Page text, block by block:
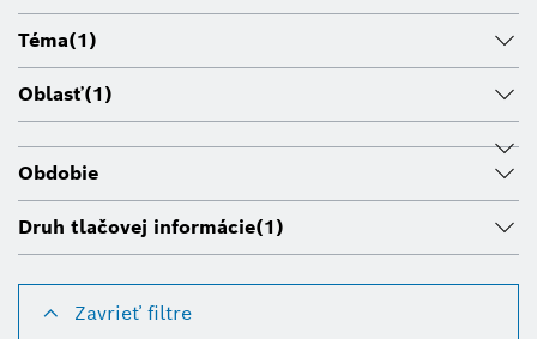
Téma(1)
Oblasť(1)
Obdobie
Druh tlačovej informácie(1)
Zavrieť filtre